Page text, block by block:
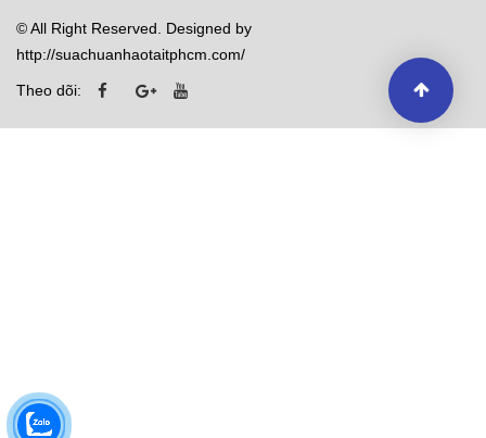
© All Right Reserved. Designed by
http://suachuanhaotaitphcm.com/
Theo dõi: